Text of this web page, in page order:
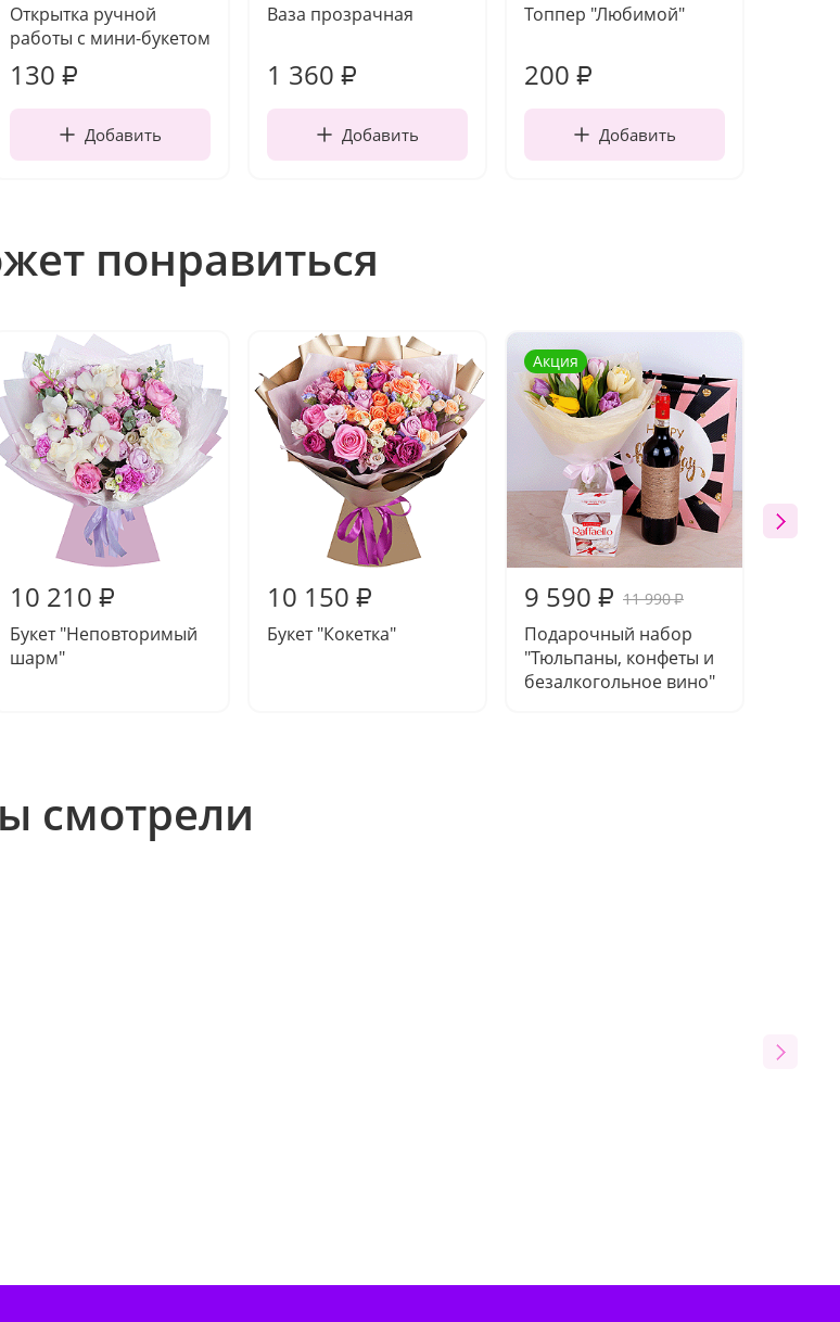
Открытка ручной
работы с мини-букетом
130 ₽
Добавить
Ваза прозрачная
1 360 ₽
Добавить
Топпер "Любимой"
200 ₽
Добавить
понравиться
10 210 ₽
Букет "Неповторимый
шарм"
10 150 ₽
Букет "Кокетка"
Акция
9 590 ₽ 11 990₽
Подарочный набор
"Тюльпаны, конфеты и
безалкогольное вино"
смотрели